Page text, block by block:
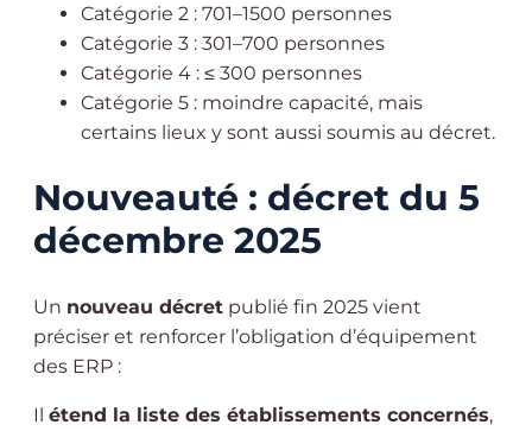
Catégorie 2 : 701–1500 personnes
Catégorie 3 : 301–700 personnes
Catégorie 4 : ≤ 300 personnes
Catégorie 5 : moindre capacité, mais
certains lieux y sont aussi soumis au décret.
Nouveauté : décret du 5
décembre 2025
Un nouveau décret publié fin 2025 vient
préciser et renforcer l’obligation d’équipement
des ERP :
Il étend la liste des établissements concernés,